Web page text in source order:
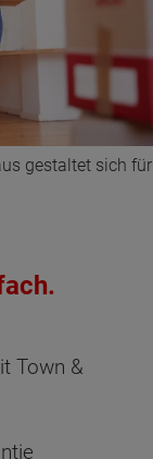
gestaltet sich für
Town &